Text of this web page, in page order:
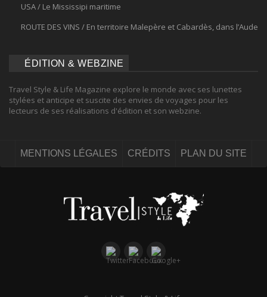
USA / Le Mississipi maritime
ROUTE DES VINS / En territoire Malepère et Cabardès, dans l’Aude
ÉDITION & WEBZINE
Travel Style & Life Magazine explore le monde avec ses lunettes
stylées et anticipe et suscite des envies de voyages pour les
lecteurs de ses réalisations d'édition et son webzine.
MENTIONS LÉGALES CRÉDITS PLAN DU SITE